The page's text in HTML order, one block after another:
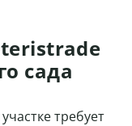
сада
требует